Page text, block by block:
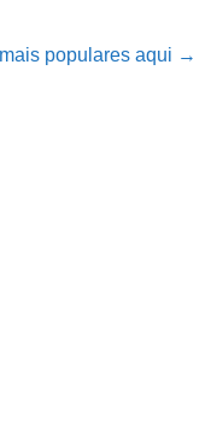
populares aqui →